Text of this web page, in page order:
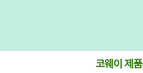
코웨이 제